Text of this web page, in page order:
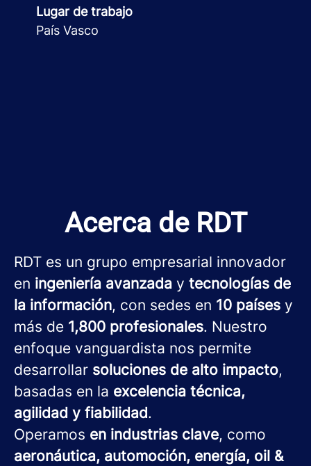
Lugar de trabajo
País Vasco
Acerca de RDT
RDT es un grupo empresarial innovador
en ingeniería avanzada y tecnologías de
la información, con sedes en 10 países y
más de 1,800 profesionales. Nuestro
enfoque vanguardista nos permite
desarrollar soluciones de alto impacto,
basadas en la excelencia técnica,
agilidad y fiabilidad.
Operamos en industrias clave, como
aeronáutica, automoción, energía, oil &